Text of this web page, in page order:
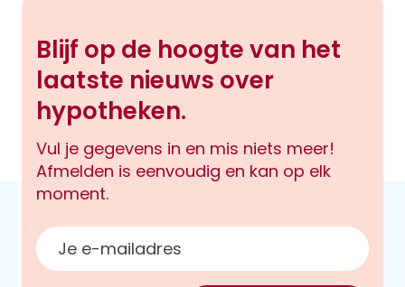
Blijf op de hoogte van het
laatste nieuws over
hypotheken.
Vul je gegevens in en mis niets meer!
Afmelden is eenvoudig en kan op elk
moment.
E-mailadres